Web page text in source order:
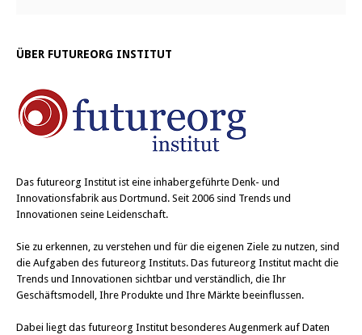
ÜBER FUTUREORG INSTITUT
Das futureorg Institut ist eine inhabergeführte Denk- und
Innovationsfabrik aus Dortmund. Seit 2006 sind Trends und
Innovationen seine Leidenschaft.
Sie zu erkennen, zu verstehen und für die eigenen Ziele zu nutzen, sind
die Aufgaben des futureorg Instituts. Das futureorg Institut macht die
Trends und Innovationen sichtbar und verständlich, die Ihr
Geschäftsmodell, Ihre Produkte und Ihre Märkte beeinflussen.
Dabei liegt das futureorg Institut besonderes Augenmerk auf Daten